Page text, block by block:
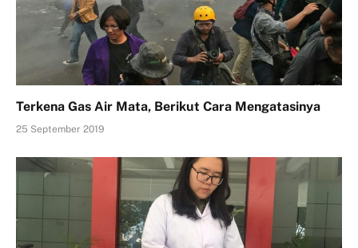
Terkena Gas Air Mata, Berikut Cara Mengatasinya
25 September 2019